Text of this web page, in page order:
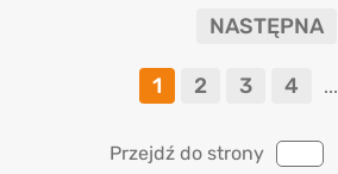
NASTĘPNA
1 2 3 4 ...
Przejdź do strony